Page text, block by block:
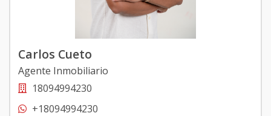
Carlos Cueto
Agente Inmobiliario
18094994230
+18094994230